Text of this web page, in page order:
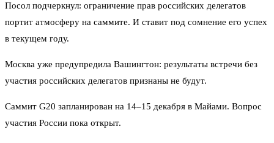
Посол подчеркнул: ограничение прав российских делегатов
портит атмосферу на саммите. И ставит под сомнение его успех
в текущем году.
Москва уже предупредила Вашингтон: результаты встречи без
участия российских делегатов признаны не будут.
Саммит G20 запланирован на 14–15 декабря в Майами. Вопрос
участия России пока открыт.